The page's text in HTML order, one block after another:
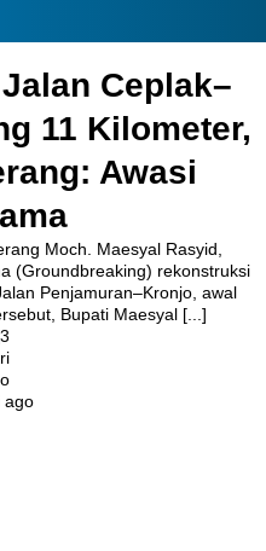
Ceplak–
11 Kilometer,
Awasi
Moch. Maesyal Rasyid,
(Groundbreaking) rekonstruksi
Penjamuran–Kronjo, awal
Bupati Maesyal [...]
ago